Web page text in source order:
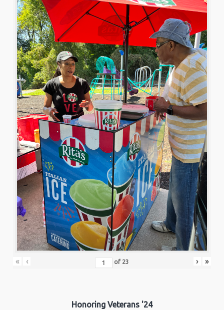
« ‹ of 23 › »
Honoring Veterans '24